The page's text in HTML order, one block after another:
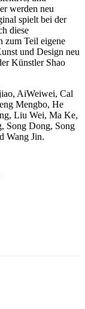
werden neu
spielt bei der
diese
zum Teil eigene
und Design neu
Künstler Shao
AiWeiwei, Cal
Mengbo, He
Liu Wei, Ma Ke,
Song Dong, Song
Wang Jin.